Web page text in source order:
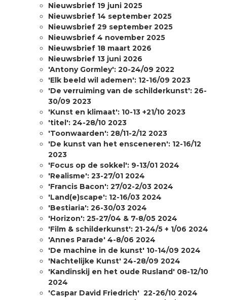
Nieuwsbrief 19 juni 2025
Nieuwsbrief 14 september 2025
Nieuwsbrief 29 september 2025
Nieuwsbrief 4 november 2025
Nieuwsbrief 18 maart 2026
Nieuwsbrief 13 juni 2026
'Antony Gormley': 20-24/09 2022
'Elk beeld wil ademen': 12-16/09 2023
'De verruiming van de schilderkunst': 26-
30/09 2023
'Kunst en klimaat': 10-13 +21/10 2023
'titel': 24-28/10 2023
'Toonwaarden': 28/11-2/12 2023
'De kunst van het ensceneren': 12-16/12
2023
'Focus op de sokkel': 9-13/01 2024
'Realisme': 23-27/01 2024
'Francis Bacon': 27/02-2/03 2024
'Land(e)scape': 12-16/03 2024
'Bestiaria': 26-30/03 2024
'Horizon': 25-27/04 & 7-8/05 2024
'Film & schilderkunst': 21-24/5 + 1/06 2024
'Annes Parade' 4-8/06 2024
'De machine in de kunst' 10-14/09 2024
'Nachtelijke Kunst' 24-28/09 2024
'Kandinskij en het oude Rusland' 08-12/10
2024
'Caspar David Friedrich' 22-26/10 2024